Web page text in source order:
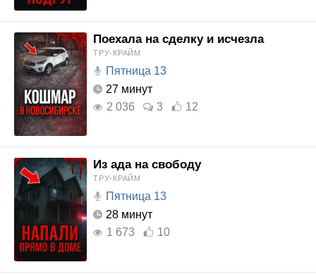
Поехала на сделку и исчезла
ТРУ-КРАЙМ
Пятница 13
27 минут
2 036
3 12
Из ада на свободу
ТРУ-КРАЙМ
Пятница 13
28 минут
1 673
10